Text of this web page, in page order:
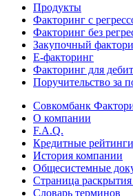
Продукты
Факторинг с
Факторинг без
Закупочный
E-факторинг
Факторинг для
Поручительство за
Совкомбанк
О компании
F.A.Q.
Кредитные рейтинги
История компании
Общесистемные
Страница
Словарь терминов